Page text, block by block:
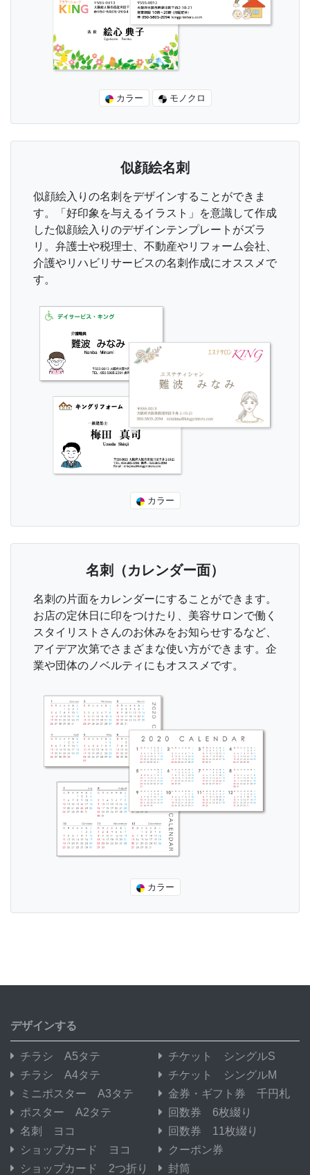
カラー モノクロ
似顔絵名刺
似顔絵入りの名刺をデザインすることができま
す。「好印象を与えるイラスト」を意識して作成
した似顔絵入りのデザインテンプレートがズラ
リ。弁護士や税理士、不動産やリフォーム会社、
介護やリハビリサービスの名刺作成にオススメで
す。
カラー
名刺（カレンダー面）
名刺の片面をカレンダーにすることができます。
お店の定休日に印をつけたり、美容サロンで働く
スタイリストさんのお休みをお知らせするなど、
アイデア次第でさまざまな使い方ができます。企
業や団体のノベルティにもオススメです。
カラー
デザインする
チラシ A5タテ
チラシ A4タテ
ミニポスター A3タテ
ポスター A2タテ
名刺 ヨコ
ショップカード ヨコ
ショップカード 2つ折り
チケット シングルS
チケット シングルM
金券・ギフト券 千円札
回数券 6枚綴り
回数券 11枚綴り
クーポン券
封筒